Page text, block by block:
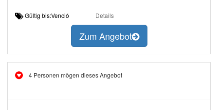
Gültig bis:Venció Details
Zum Angebot
4 Personen mögen dieses Angebot